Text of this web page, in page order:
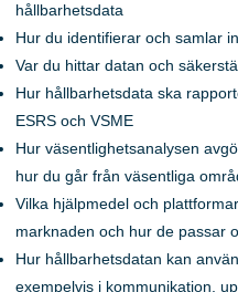
hållbarhetsdata
Hur du identifierar och samlar
Var du hittar datan och
Hur hållbarhetsdata ska
ESRS och VSME
Hur väsentlighetsanalysen
hur du går från väsentliga
Vilka hjälpmedel och
marknaden och hur de passar
Hur hållbarhetsdatan kan
exempelvis i kommunikation,